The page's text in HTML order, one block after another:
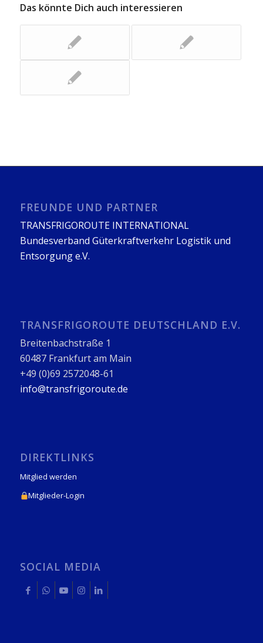
Das könnte Dich auch interessieren
FREUNDE UND PARTNER
TRANSFRIGOROUTE INTERNATIONAL
Bundesverband Güterkraftverkehr Logistik und
Entsorgung e.V.
TRANSFRIGOROUTE DEUTSCHLAND E.V.
Breitenbachstraße 1
60487 Frankfurt am Main
+49 (0)69 2572048-61
info@transfrigoroute.de
DIREKTLINKS
Mitglied werden
Mitglieder-Login
SOCIAL MEDIA